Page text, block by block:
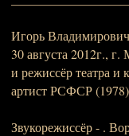
Игорь
30 августа 2012г.,
и режиссёр театра
артист РСФСР
Звукорежиссёр - .